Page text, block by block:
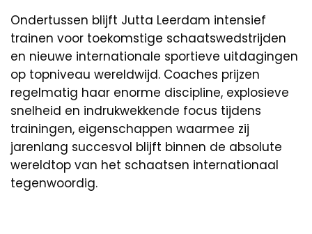
Ondertussen blijft Jutta Leerdam intensief
trainen voor toekomstige schaatswedstrijden
en nieuwe internationale sportieve uitdagingen
op topniveau wereldwijd. Coaches prijzen
regelmatig haar enorme discipline, explosieve
snelheid en indrukwekkende focus tijdens
trainingen, eigenschappen waarmee zij
jarenlang succesvol blijft binnen de absolute
wereldtop van het schaatsen internationaal
tegenwoordig.